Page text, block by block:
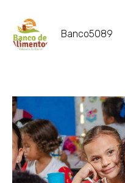
Banco5089